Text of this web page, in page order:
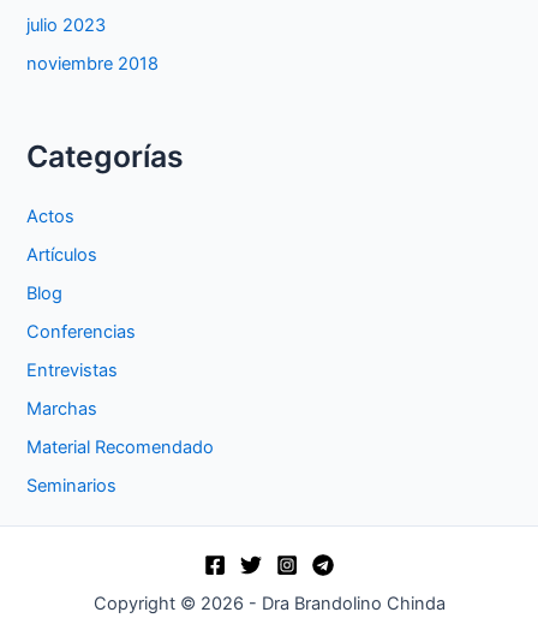
julio 2023
noviembre 2018
Categorías
Actos
Artículos
Blog
Conferencias
Entrevistas
Marchas
Material Recomendado
Seminarios
Copyright © 2026 - Dra Brandolino Chinda